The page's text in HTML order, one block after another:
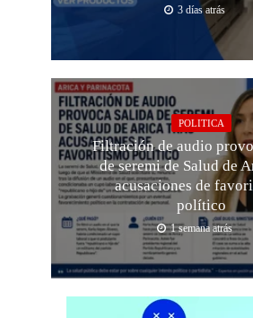
3 días atrás
POLITICA
Filtración de audio
de seremi de Salud de
acusaciones de
político
1 semana atrás